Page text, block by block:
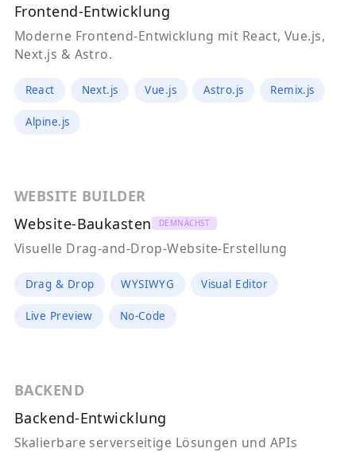
Frontend-Entwicklung
Moderne Frontend-Entwicklung mit React, Vue.js,
Next.js & Astro.
React Next.js Vue.js Astro.js Remix.js
Alpine.js
WEBSITE BUILDER
Website-Baukasten
DEMNÄCHST
Visuelle Drag-and-Drop-Website-Erstellung
Drag & Drop WYSIWYG Visual Editor
Live Preview No-Code
BACKEND
Backend-Entwicklung
Skalierbare serverseitige Lösungen und APIs